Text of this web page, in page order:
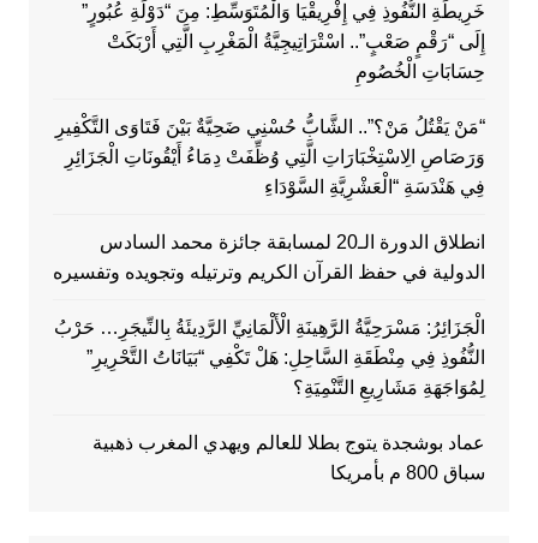
خَرِيطَةِ النُّفُوذِ فِي إِفْرِيقْيَا وَالْمُتَوَسِّطِ: مِنَ “دَوْلَةِ عُبُورٍ”
إِلَى “رَقْمٍ صَعْبٍ”.. اسْتْرَاتِيجِيَّةُ الْمَغْرِبِ الَّتِي أَرْبَكَتْ
حِسَابَاتِ الْخُصُومِ
“مَنْ يَقْتُلُ مَنْ؟”.. الشَّابُّ حُسْنِي ضَحِيَّةٌ بَيْنَ فَتَاوَى التَّكْفِيرِ
وَرَصَاصِ الِاسْتِخْبَارَاتِ الَّتِي وُظِّفَتْ دِمَاءُ أَيْقُونَاتِ الْجَزَائِرِ
فِي هَنْدَسَةِ “الْعَشْرِيَّةِ السَّوْدَاءِ
انطلاق الدورة الـ20 لمسابقة جائزة محمد السادس
الدولية في حفظ القرآن الكريم وترتيله وتجويده وتفسيره
الْجَزَائِرُ: مَسْرَحِيَّةُ الرَّهِينَةِ الْأَلْمَانِيِّ الرَّدِيئَةُ بِالنِّيجَرِ… حَرْبُ
النُّفُوذِ فِي مِنْطَقَةِ السَّاحِلِ: هَلْ تَكْفِي “بَيَانَاتُ التَّحْرِيرِ”
لِمُوَاجَهَةِ مَشَارِيعِ التَّنْمِيَةِ؟
عماد بوشجدة يتوج بطلا للعالم ويهدي المغرب ذهبية
سباق 800 م بأمريكا